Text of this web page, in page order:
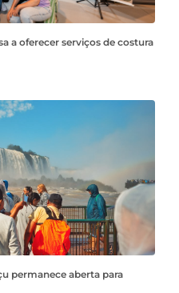
a oferecer serviços de costura
permanece aberta para